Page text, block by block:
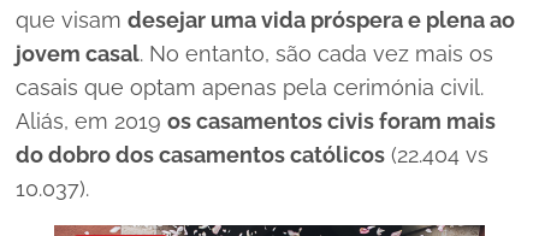
que visam desejar uma vida próspera e plena ao
jovem casal. No entanto, são cada vez mais os
casais que optam apenas pela cerimónia civil.
Aliás, em 2019 os casamentos civis foram mais
do dobro dos casamentos católicos (22.404 vs
10.037).